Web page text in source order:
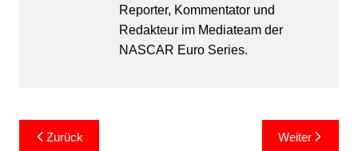
Reporter, Kommentator und
Redakteur im Mediateam der
NASCAR Euro Series.
Beitragsnavigation
Zurück Weiter